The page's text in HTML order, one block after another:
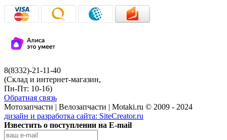
8(8332)-21-11-40
(Склад и интернет-магазин,
Пн-Пт: 10-16)
Обратная связь
Мотозапчасти | Велозапчасти | Motaki.ru © 2009 - 2024
дизайн и разработка сайта: SiteCreator.ru
Известить о поступлении на E-mail